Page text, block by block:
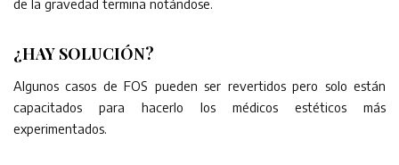
de la gravedad termina notándose.
¿HAY SOLUCIÓN?
Algunos casos de FOS pueden ser revertidos pero solo están
capacitados para hacerlo los médicos estéticos más
experimentados.